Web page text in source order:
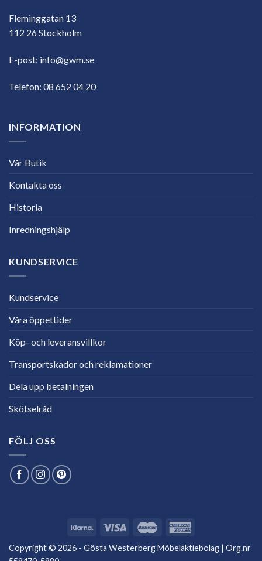
Fleminggatan 13
112 26 Stockholm
E-post: info@gwm.se
Telefon: 08 652 04 20
INFORMATION
Vår Butik
Kontakta oss
Historia
Inredningshjälp
KUNDSERVICE
Kundservice
Våra öppettider
Köp- och leveransvillkor
Transportskador och reklamationer
Dela upp betalningen
Skötselråd
FÖLJ OSS
Copyright © 2026 - Gösta Westerberg Möbelaktiebolag | Org.nr